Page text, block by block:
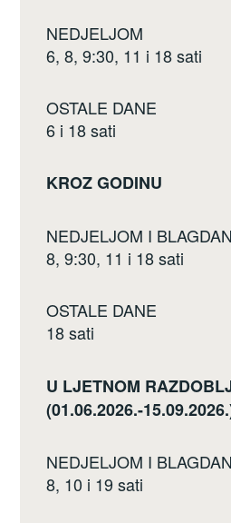
NEDJELJOM
6, 8, 9:30, 11 i 18 sati
OSTALE DANE
6 i 18 sati
KROZ GODINU
NEDJELJOM I
8, 9:30, 11 i 18 sati
OSTALE DANE
18 sati
U LJETNOM
(01.06.2026.-
NEDJELJOM I
8, 10 i 19 sati